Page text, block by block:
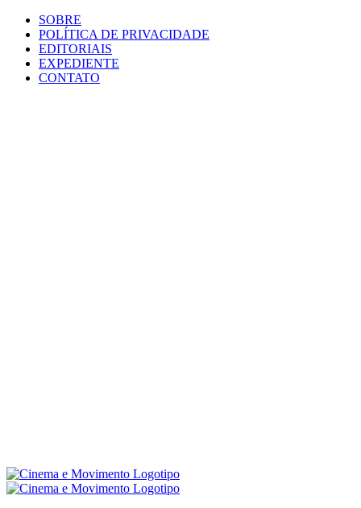
SOBRE
POLÍTICA DE PRIVACIDADE
EDITORIAIS
EXPEDIENTE
CONTATO